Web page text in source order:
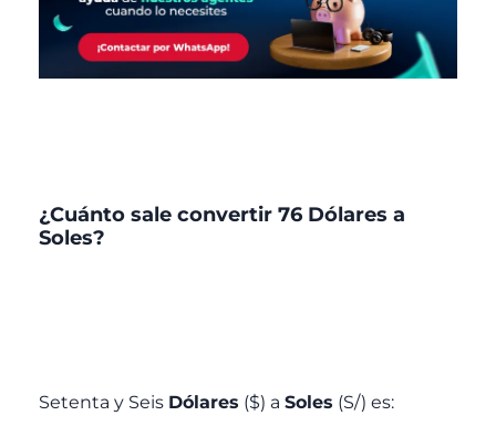
¿Cuánto sale convertir 76 Dólares a
Soles?
Setenta y Seis Dólares ($) a Soles (S/) es: